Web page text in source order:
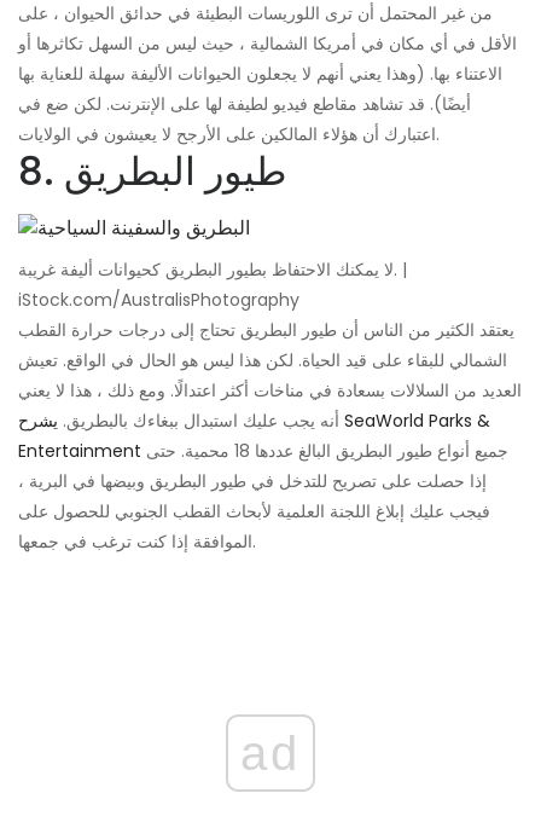
من غير المحتمل أن ترى اللوريسات البطيئة في حدائق الحيوان ، على
الأقل في أي مكان في أمريكا الشمالية ، حيث ليس من السهل تكاثرها أو
الاعتناء بها. (وهذا يعني أنهم لا يجعلون الحيوانات الأليفة سهلة للعناية بها
أيضًا). قد تشاهد مقاطع فيديو لطيفة لها على الإنترنت. لكن ضع في
اعتبارك أن هؤلاء المالكين على الأرجح لا يعيشون في الولايات.
8. طيور البطريق
لا يمكنك الاحتفاظ بطيور البطريق كحيوانات أليفة غريبة. |
iStock.com/AustralisPhotography
يعتقد الكثير من الناس أن طيور البطريق تحتاج إلى درجات حرارة القطب
الشمالي للبقاء على قيد الحياة. لكن هذا ليس هو الحال في الواقع. تعيش
العديد من السلالات بسعادة في مناخات أكثر اعتدالًا. ومع ذلك ، هذا لا يعني
أنه يجب عليك استبدال ببغاءك بالبطريق. يشرح SeaWorld Parks &
Entertainment
إذا حصلت على تصريح للتدخل في طيور البطريق وبيضها في البرية ،
فيجب عليك إبلاغ اللجنة العلمية لأبحاث القطب الجنوبي للحصول على
الموافقة إذا كنت ترغب في جمعها.
ad